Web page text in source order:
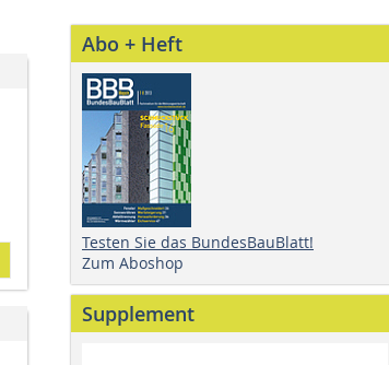
Abo + Heft
Testen Sie das BundesBauBlatt!
Zum Aboshop
Supplement